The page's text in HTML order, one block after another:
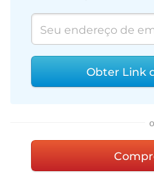
Obter Link